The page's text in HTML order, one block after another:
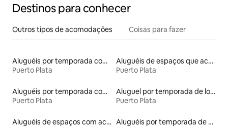
Destinos para conhecer
Outros tipos de acomodações Coisas para fazer
Aluguéis por temporada com acesso ao lago
Puerto Plata
Aluguéis de espaços que aceitam animais de estimação
Puerto Plata
Aluguéis por temporada com banheira de hidromassagem
Puerto Plata
Aluguel por temporada de lofts
Puerto Plata
Aluguéis de espaços com acesso direto a pistas de esqui
Aluguéis por temporada de acomodações de luxo